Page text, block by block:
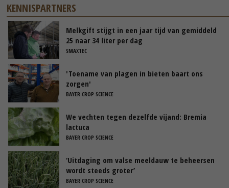
KENNISPARTNERS
Melkgift stijgt in een jaar tijd van gemiddeld
25 naar 34 liter per dag
SMAXTEC
'Toename van plagen in bieten baart ons
zorgen'
BAYER CROP SCIENCE
We vechten tegen dezelfde vijand: Bremia
lactuca
BAYER CROP SCIENCE
‘Uitdaging om valse meeldauw te beheersen
wordt steeds groter’
BAYER CROP SCIENCE